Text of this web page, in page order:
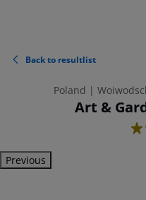
Back to resultlist
Poland |
Art &
4
Previous